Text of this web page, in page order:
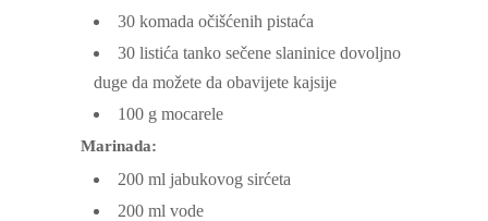
30 komada očišćenih pistaća
30 listića tanko sečene slaninice dovoljno
duge da možete da obavijete kajsije
100 g mocarele
Marinada:
200 ml jabukovog sirćeta
200 ml vode